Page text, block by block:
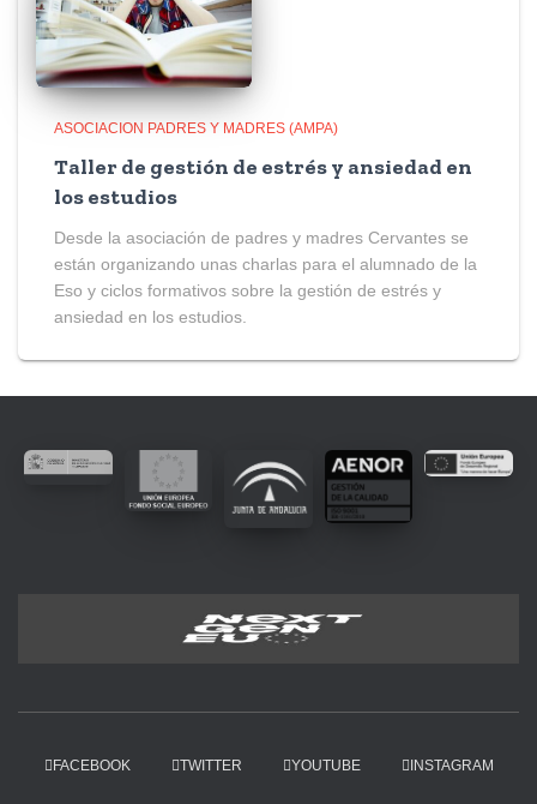
ASOCIACION PADRES Y MADRES (AMPA)
Taller de gestión de estrés y ansiedad en
los estudios
Desde la asociación de padres y madres Cervantes se
están organizando unas charlas para el alumnado de la
Eso y ciclos formativos sobre la gestión de estrés y
ansiedad en los estudios.
FACEBOOK TWITTER YOUTUBE INSTAGRAM